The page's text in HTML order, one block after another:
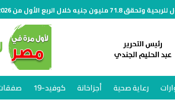
جنيه خلال الربع الأول من 2026
رعاية صحية أجزاخانة كوفيد-19